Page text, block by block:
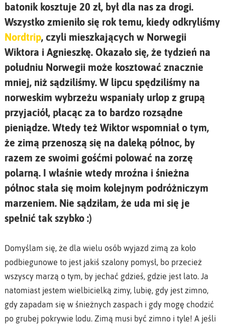
batonik kosztuje 20 zł, był dla nas za drogi.
Wszystko zmieniło się rok temu, kiedy odkryliśmy
Nordtrip, czyli mieszkających w Norwegii
Wiktora i Agnieszkę. Okazało się, że tydzień na
południu Norwegii może kosztować znacznie
mniej, niż sądziliśmy. W lipcu spędziliśmy na
norweskim wybrzeżu wspaniały urlop z grupą
przyjaciół, płacąc za to bardzo rozsądne
pieniądze. Wtedy też Wiktor wspomniał o tym,
że zimą przenoszą się na daleką północ, by
razem ze swoimi gośćmi polować na zorzę
polarną. I właśnie wtedy mroźna i śnieżna
północ stała się moim kolejnym podróżniczym
marzeniem. Nie sądziłam, że uda mi się je
spełnić tak szybko :)
Domyślam się, że dla wielu osób wyjazd zimą za koło
podbiegunowe to jest jakiś szalony pomysł, bo przecież
wszyscy marzą o tym, by jechać gdzieś, gdzie jest lato. Ja
natomiast jestem wielbicielką zimy, lubię, gdy jest zimno,
gdy zapadam się w śnieżnych zaspach i gdy mogę chodzić
po grubej pokrywie lodu. Zimą musi być zimno i tyle! A jeśli